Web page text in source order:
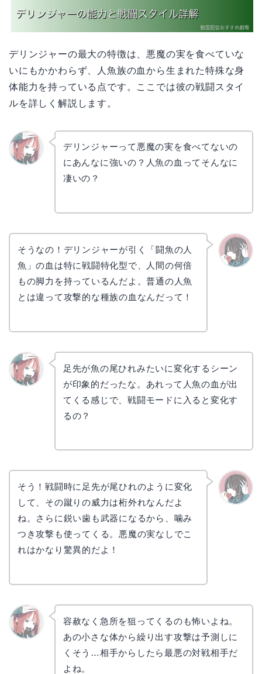
デリンジャーの最大の特徴は、悪魔の実を食べていな
いにもかかわらず、人魚族の血から生まれた特殊な身
体能力を持っている点です。ここでは彼の戦闘スタイ
ルを詳しく解説します。
デリンジャーって悪魔の実を食べてないの
にあんなに強いの？人魚の血ってそんなに
凄いの？
そうなの！デリンジャーが引く「闘魚の人
魚」の血は特に戦闘特化型で、人間の何倍
もの脚力を持っているんだよ。普通の人魚
とは違って攻撃的な種族の血なんだって！
足先が魚の尾ひれみたいに変化するシーン
が印象的だったな。あれって人魚の血が出
てくる感じで、戦闘モードに入ると変化す
るの？
そう！戦闘時に足先が尾ひれのように変化
して、その蹴りの威力は桁外れなんだよ
ね。さらに鋭い歯も武器になるから、噛み
つき攻撃も使ってくる。悪魔の実なしでこ
れはかなり驚異的だよ！
容赦なく急所を狙ってくるのも怖いよね。
あの小さな体から繰り出す攻撃は予測しに
くそう…相手からしたら最悪の対戦相手だ
よね。